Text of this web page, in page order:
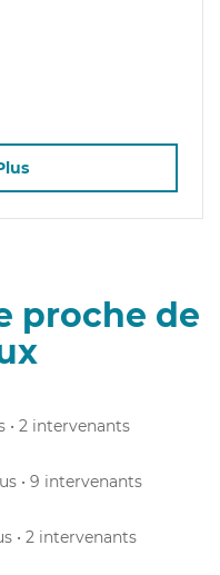
proche de
• 2 intervenants
• 9 intervenants
• 2 intervenants